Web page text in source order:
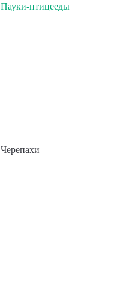
Пауки-птицееды
Черепахи